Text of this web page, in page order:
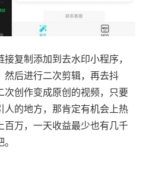
复制添加到去水印小程序，
后进行二次剪辑，再去抖
创作变成原创的视频，只要
的地方，那肯定有机会上热
百万，一天收益最少也有几千